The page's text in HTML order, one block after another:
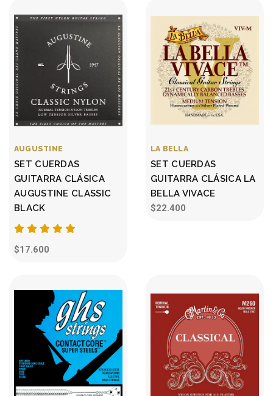
AUGUSTINE
SET CUERDAS
GUITARRA CLÁSICA
AUGUSTINE CLASSIC
BLACK
$17.600
LA BELLA
SET CUERDAS
GUITARRA CLÁSICA LA
BELLA VIVACE
$22.400